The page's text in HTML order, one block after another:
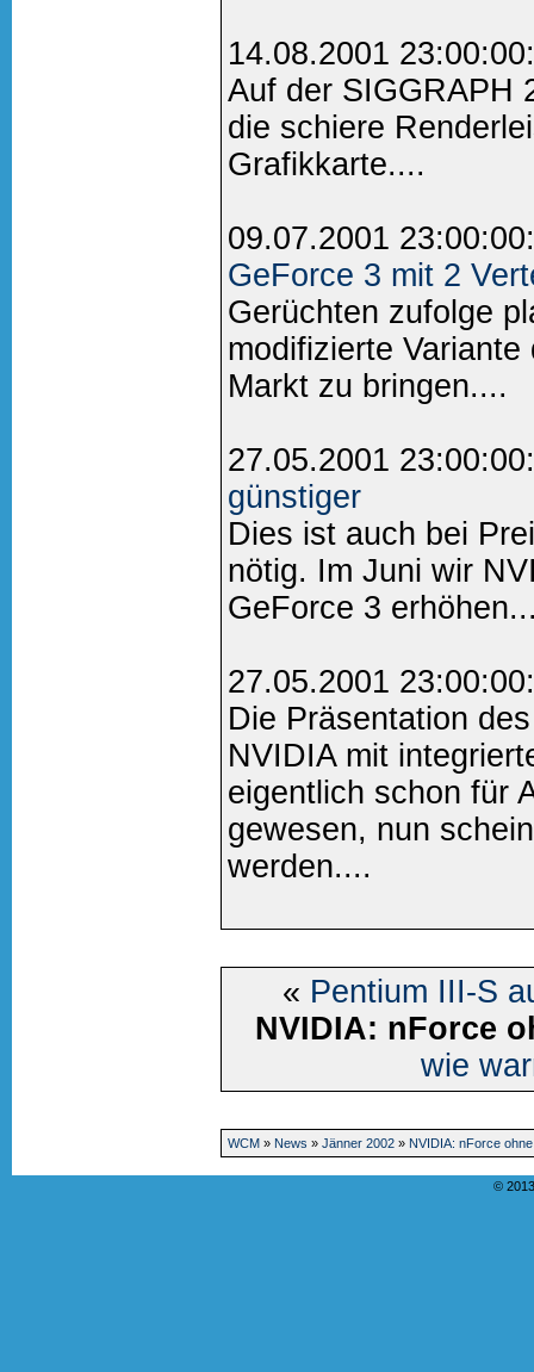
14.08.2001
Auf der SIGGRAPH
die schiere
Grafikkarte....
09.07.2001
GeForce 3 mit 2
Gerüchten zufolge
modifizierte
Markt zu bringen....
27.05.2001
günstiger
Dies ist auch bei
nötig. Im Juni wir
GeForce 3
27.05.2001
Die Präsentation
NVIDIA mit
eigentlich schon für
gewesen, nun
werden....
« Pentium III-S
NVIDIA: nForce
wie
WCM » News » Jänner 2002» NVIDIA: nForce
©